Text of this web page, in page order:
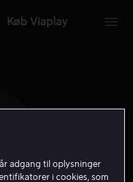
Køb Viaplay
adgang til oplysninger
i cookies, som